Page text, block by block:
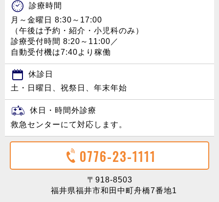
診療時間
月～金曜日 8:30～17:00
（午後は予約・紹介・小児科のみ）
診療受付時間 8:20～11:00／
自動受付機は7:40より稼働
休診日
土・日曜日、祝祭日、年末年始
休日・時間外診療
救急センターにて対応します。
0776-23-1111
〒918-8503
福井県福井市和田中町舟橋7番地1